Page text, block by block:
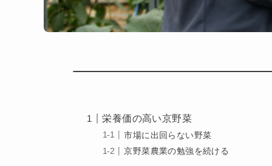
栄養価の高い京野菜
市場に出回らない野菜
京野菜農業の勉強を続ける